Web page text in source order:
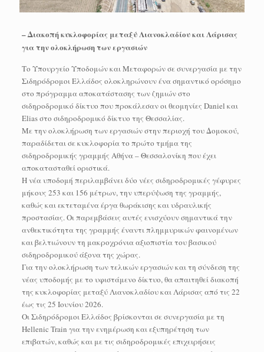
– Διακοπή κυκλοφορίας μεταξύ Λιανοκλαδίου και Λάρισας
για την ολοκλήρωση των εργασιών
Το Υπουργείο Υποδομών και Μεταφορών σε συνεργασία με την
Σιδηρόδρομοι Ελλάδος ολοκληρώνουν ένα σημαντικό ορόσημο
στο πρόγραμμα αποκατάστασης των ζημιών στο
σιδηροδρομικό δίκτυο που προκάλεσαν οι θεομηνίες Daniel και
Elias στο σιδηροδρομικό δίκτυο της Θεσσαλίας.
Με την ολοκλήρωση των εργασιών στην περιοχή του Δομοκού,
παραδίδεται σε κυκλοφορία το πρώτο τμήμα της
σιδηροδρομικής γραμμής Αθήνα – Θεσσαλονίκη που έχει
αποκατασταθεί οριστικά.
Η νέα υποδομή περιλαμβάνει δύο νέες σιδηροδρομικές γέφυρες
μήκους 253 και 156 μέτρων, την υπερύψωση της γραμμής,
καθώς και εκτεταμένα έργα θωράκισης και υδραυλικής
προστασίας. Οι παρεμβάσεις αυτές ενισχύουν σημαντικά την
ανθεκτικότητα της γραμμής έναντι πλημμυρικών φαινομένων
και βελτιώνουν τη μακροχρόνια αξιοπιστία του βασικού
σιδηροδρομικού άξονα της χώρας.
Για την ολοκλήρωση των τελικών εργασιών και τη σύνδεση της
νέας υποδομής με το υφιστάμενο δίκτυο, θα απαιτηθεί διακοπή
της κυκλοφορίας μεταξύ Λιανοκλαδίου και Λάρισας από τις 22
έως τις 25 Ιουνίου 2026.
Οι Σιδηρόδρομοι Ελλάδος βρίσκονται σε συνεργασία με τη
Hellenic Train για την ενημέρωση και εξυπηρέτηση των
επιβατών, καθώς και με τις σιδηροδρομικές επιχειρήσεις